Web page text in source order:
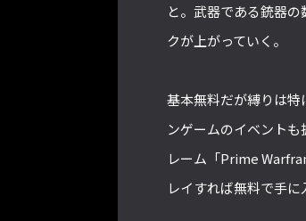
と。武器である銃器
クが上がっていく。
基本無料だが縛りは
ンゲームのイベント
レーム「Prime
レイすれば無料で手